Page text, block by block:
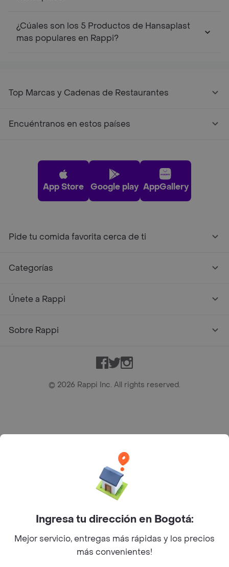
¿Cúales son los 5 Productos de Hansaplast
mas populares en Rappi?
Top Marcas y Cadenas de Restaurantes
Encuéntranos en estos países
App Store Google play AppGallery
Pide tu comida favorita cerca de ti
Categorías
Únete a Rappi
Sobre Rappi
Facebook
TwitterInstagram
© 2026 Rappi Inc. All rights reserved.
Bogotá D.C. --- notificacionesrappi@rappi.com
Ingresa tu dirección en Bogotá:
Mejor servicio, entregas más rápidas y los precios
más convenientes!